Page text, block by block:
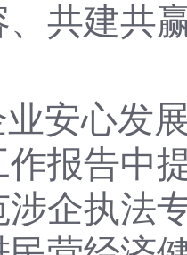
、共建共
安心发
报告中
企执法